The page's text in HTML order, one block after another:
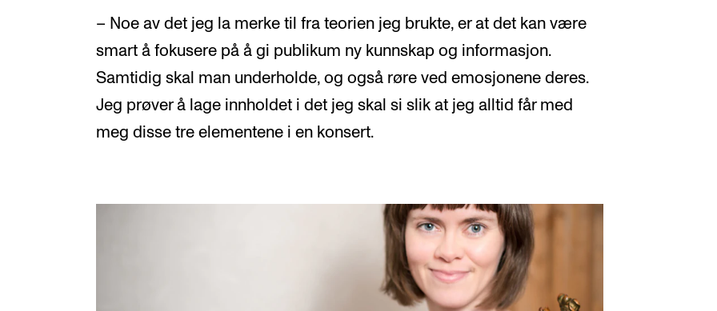
– Noe av det jeg la merke til fra teorien jeg brukte, er at det kan være
smart å fokusere på å gi publikum ny kunnskap og informasjon.
Samtidig skal man underholde, og også røre ved emosjonene deres.
Jeg prøver å lage innholdet i det jeg skal si slik at jeg alltid får med
meg disse tre elementene i en konsert.